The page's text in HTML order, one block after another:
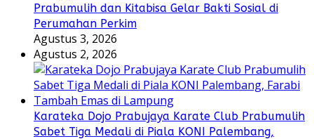
Prabumulih dan Kitabisa Gelar Bakti Sosial di
Perumahan Perkim
Agustus 3, 2026
Agustus 2, 2026
Karateka Dojo Prabujaya Karate Club Prabumulih
Sabet Tiga Medali di Piala KONI Palembang,